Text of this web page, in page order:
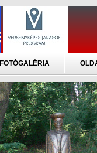
FOTÓGALÉRIA